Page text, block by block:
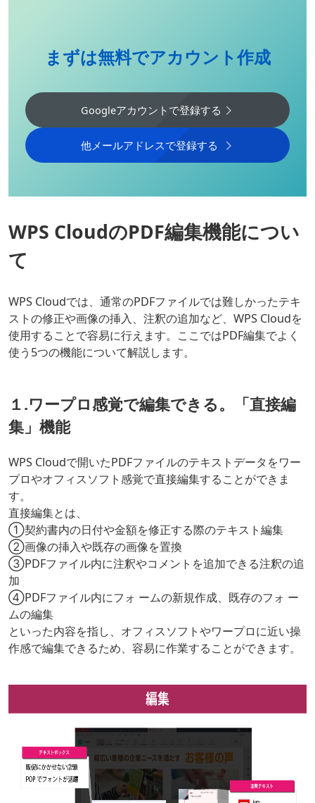
まずは無料でアカウント作成
Googleアカウントで登録する
他メールアドレスで登録する
WPS CloudのPDF編集機能につい
て
WPS Cloudでは、通常のPDFファイルでは難しかったテキ
ストの修正や画像の挿入、注釈の追加など、WPS Cloudを
使用することで容易に行えます。ここではPDF編集でよく
使う5つの機能について解説します。
１.ワープロ感覚で編集できる。「直接編
集」機能
WPS Cloudで開いたPDFファイルのテキストデータをワー
プロやオフィスソフト感覚で直接編集することができま
す。
直接編集とは、
①契約書内の日付や金額を修正する際のテキスト編集
②画像の挿入や既存の画像を置換
③PDFファイル内に注釈やコメントを追加できる注釈の追
加
④PDFファイル内にフォ ームの新規作成、既存のフォ ー
ムの編集
といった内容を指し、オフィスソフトやワープロに近い操
作感で編集できるため、容易に作業することができます。